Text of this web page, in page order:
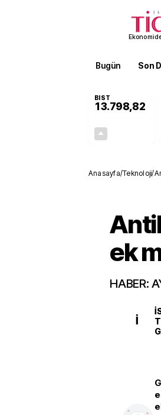
Bugün Son
BIST
13.798,82
Anasayfa/Teknoloji/
ek
HABER:
İ